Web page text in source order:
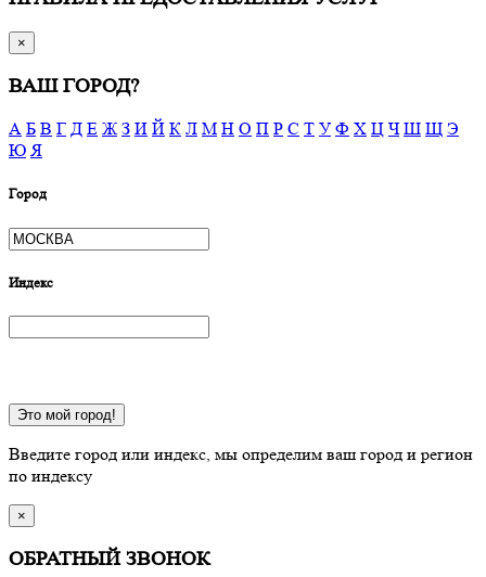
×
ВАШ ГОРОД?
А Б В Г Д Е Ж З И Й К Л М Н О П Р С Т У Ф Х Ц Ч Ш Щ Э
Ю Я
Город
Индекс
Это мой город!
Введите город или индекс, мы определим ваш город и регион
по индексу
×
ОБРАТНЫЙ ЗВОНОК